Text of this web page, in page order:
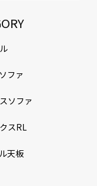
ファ
ソファ
スRL
天板